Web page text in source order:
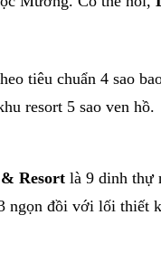
tiêu chuẩn 4 sao
resort 5 sao ven hồ.
Resort là 9 dinh thự
đồi với lối thiết